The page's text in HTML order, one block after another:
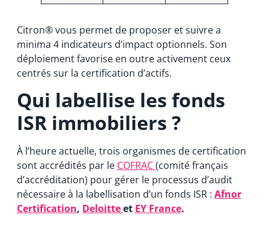
Citron® vous permet de proposer et suivre a
minima 4 indicateurs d’impact optionnels. Son
déploiement favorise en outre activement ceux
centrés sur la certification d’actifs.
Qui labellise les fonds
ISR immobiliers ?
À l’heure actuelle, trois organismes de certification
sont accrédités par le COFRAC(comité français
d’accréditation) pour gérer le processus d’audit
nécessaire à la labellisation d’un fonds ISR : Afnor
Certification, Deloitteet EY France.